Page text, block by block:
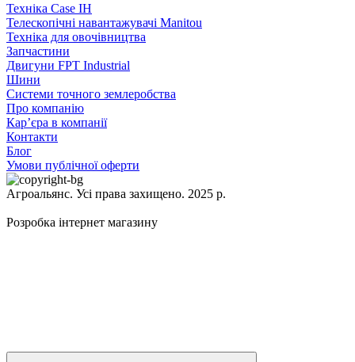
Техніка Case IH
Телескопічні навантажувачі Manitou
Техніка для овочівництва
Запчастини
Двигуни FPT Industrial
Шини
Системи точного землеробства
Про компанію
Кар’єра в компанії
Контакти
Блог
Умови публічної оферти
Агроальянс. Усі права захищено. 2025 р.
Розробка інтернет магазину